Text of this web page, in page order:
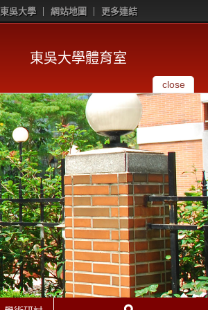
東吳大學 網站地圖 更多連結
東吳大學體育室
close